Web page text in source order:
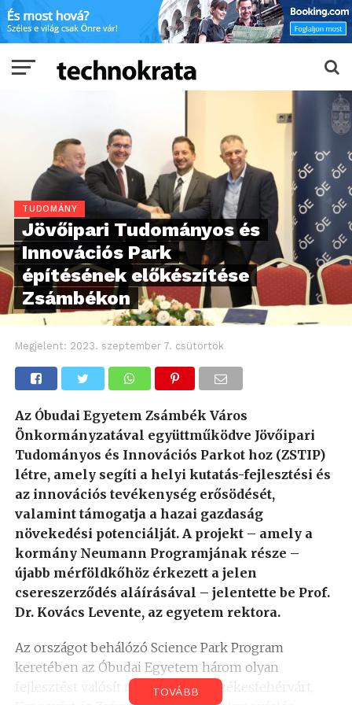
TUDOMÁNY
Jövőipari Tudományos és
Innovációs Park
építésének előkészítése
Zsámbékon
Megjelent: 2023. szeptember 7. csütörtök
Az Óbudai Egyetem Zsámbék Város
Önkormányzatával együttműködve Jövőipari
Tudományos és Innovációs Parkot hoz (ZSTIP)
létre, amely segíti a helyi kutatás-fejlesztési és
az innovációs tevékenység erősödését,
valamint támogatja a hazai gazdaság
növekedési potenciálját. A projekt – amely a
kormány Neumann Programjának része –
újabb mérföldkőhöz érkezett a jelen
csereszerződés aláírásával – jelentette be Prof.
Dr. Kovács Levente, az egyetem rektora.
Az országot behálózó Science Park Program
keretében az Óbudai Egyetem három olyan
fejlesztést valósít meg, amelyek Székesfehérvárt,
TOVÁBB